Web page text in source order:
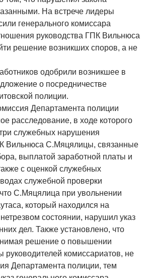
На встрече лидеры
генерального комиссара
руководства ГПК Вильнюса
решение возникших споров, а не
одобрили возникшее в
о посредничестве
полиции.
Департамента полиции
расследование, в ходе которого
служебных нарушения
Вильнюса С.Мяцялицы, связанные
выплатой заработной платы и
с оценкой служебных
служебной проверки
С.Мяцялица при увольнении
который находился на
состоянии, нарушил указ
дел. Также установлено, что
решение о повышении
руководителей комиссариатов, не
Департамента полиции, тем